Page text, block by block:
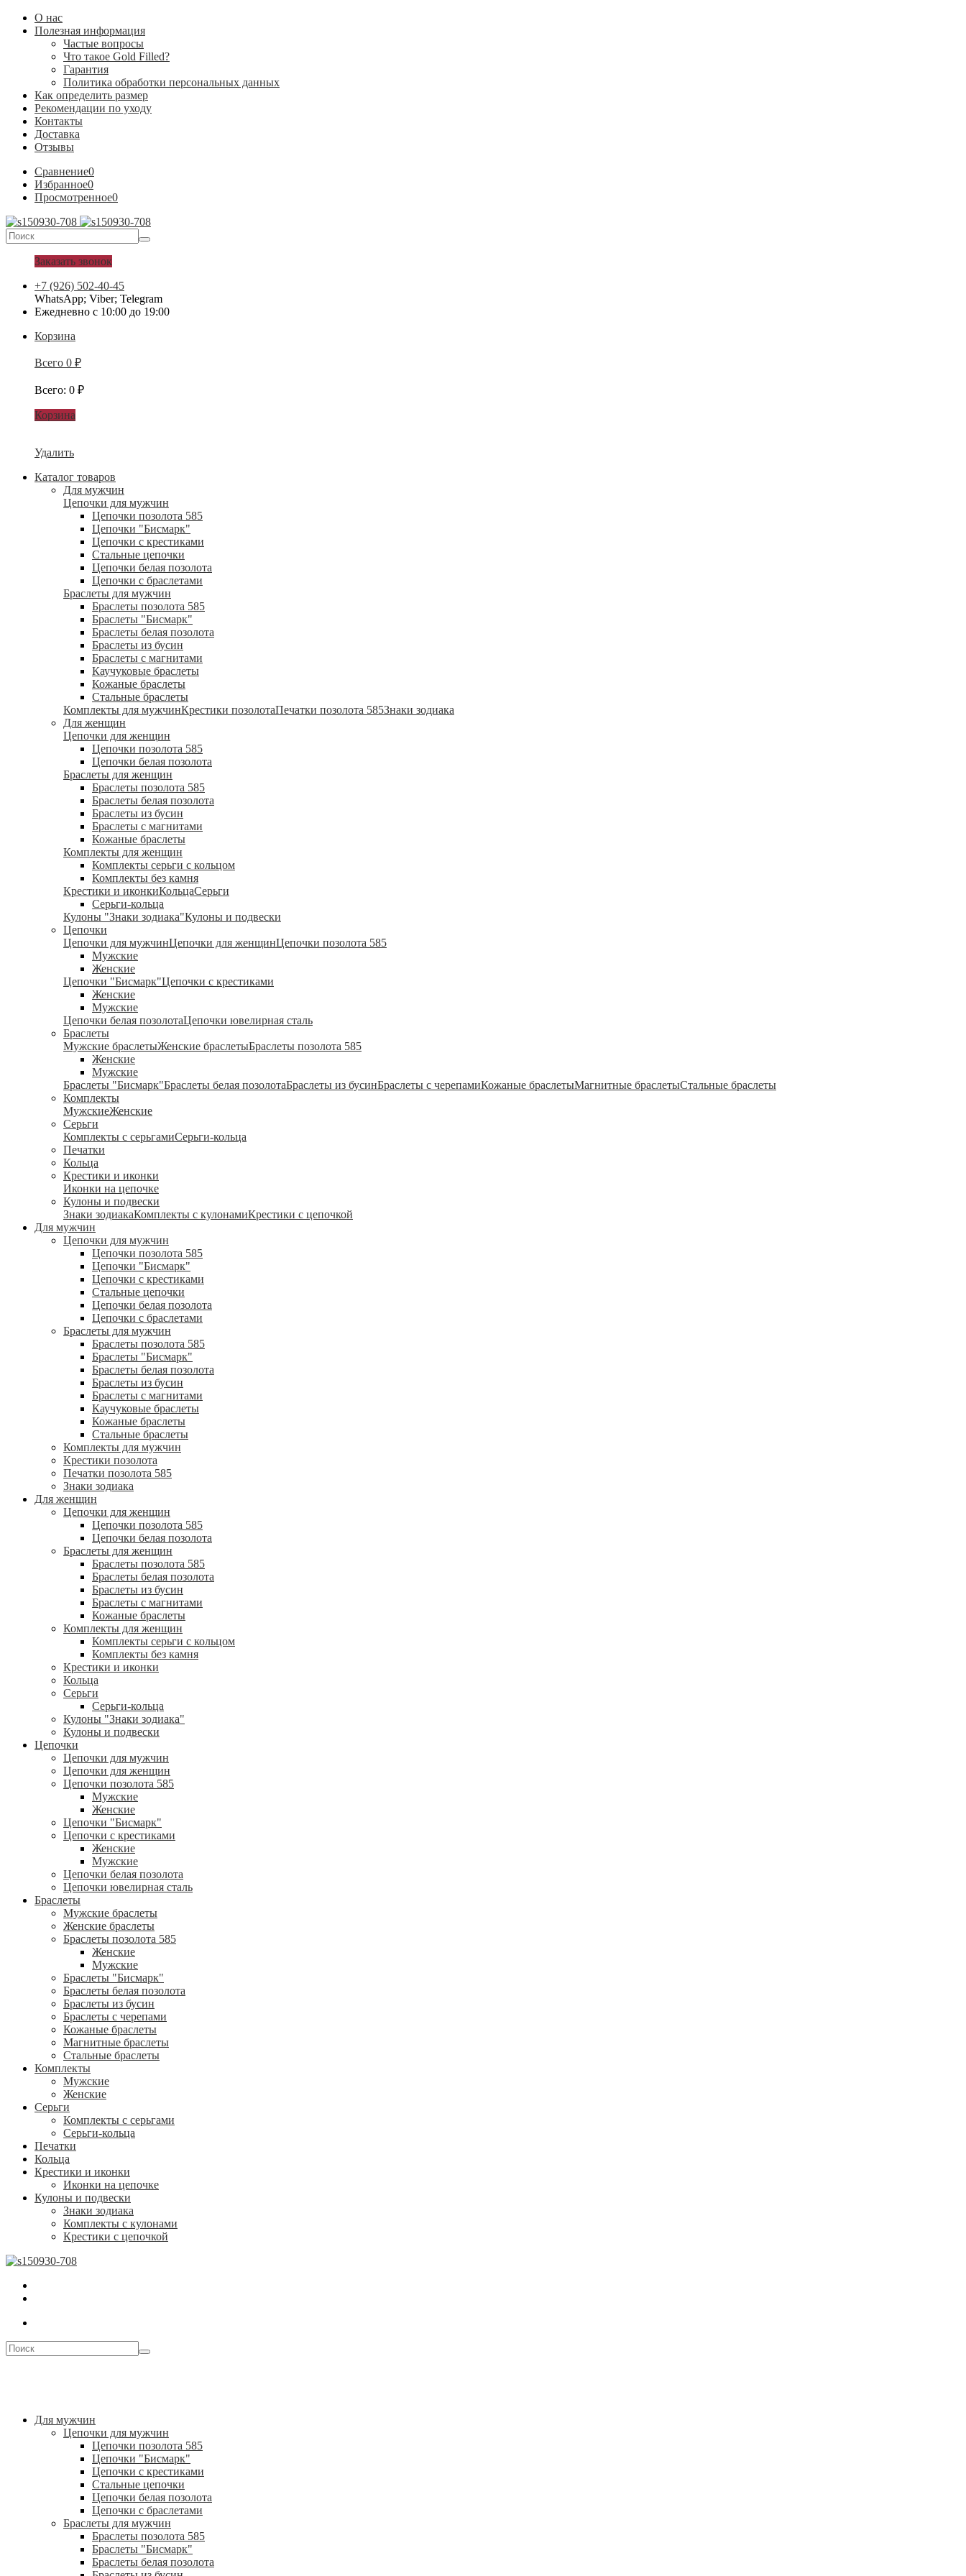
О нас
Полезная информация
Частые вопросы
Что такое Gold Filled?
Гарантия
Политика обработки персональных данных
Как определить размер
Рекомендации по уходу
Контакты
Доставка
Отзывы
Сравнение0
Избранное0
Просмотренное0
Заказать звонок
+7 (926) 502-40-45
WhatsApp; Viber; Telegram
Ежедневно с 10:00 до 19:00
Корзина
Всего 0 ₽
Всего: 0 ₽
Корзина
Удалить
Каталог товаров
Для мужчин
Цепочки для мужчин
Цепочки позолота 585
Цепочки "Бисмарк"
Цепочки с крестиками
Стальные цепочки
Цепочки белая позолота
Цепочки с браслетами
Браслеты для мужчин
Браслеты позолота 585
Браслеты "Бисмарк"
Браслеты белая позолота
Браслеты из бусин
Браслеты с магнитами
Каучуковые браслеты
Кожаные браслеты
Стальные браслеты
Комплекты для мужчинКрестики позолотаПечатки позолота 585Знаки зодиака
Для женщин
Цепочки для женщин
Цепочки позолота 585
Цепочки белая позолота
Браслеты для женщин
Браслеты позолота 585
Браслеты белая позолота
Браслеты из бусин
Браслеты с магнитами
Кожаные браслеты
Комплекты для женщин
Комплекты серьги с кольцом
Комплекты без камня
Крестики и иконкиКольцаСерьги
Серьги-кольца
Кулоны "Знаки зодиака"Кулоны и подвески
Цепочки
Цепочки для мужчинЦепочки для женщинЦепочки позолота 585
Мужские
Женские
Цепочки "Бисмарк"Цепочки с крестиками
Женские
Мужские
Цепочки белая позолотаЦепочки ювелирная сталь
Браслеты
Мужские браслетыЖенские браслетыБраслеты позолота 585
Женские
Мужские
Браслеты "Бисмарк"Браслеты белая позолотаБраслеты из бусинБраслеты с черепамиКожаные браслетыМагнитные браслетыСтальные браслеты
Комплекты
МужскиеЖенские
Серьги
Комплекты с серьгамиСерьги-кольца
Печатки
Кольца
Крестики и иконки
Иконки на цепочке
Кулоны и подвески
Знаки зодиакаКомплекты с кулонамиКрестики с цепочкой
Для мужчин
Цепочки для мужчин
Цепочки позолота 585
Цепочки "Бисмарк"
Цепочки с крестиками
Стальные цепочки
Цепочки белая позолота
Цепочки с браслетами
Браслеты для мужчин
Браслеты позолота 585
Браслеты "Бисмарк"
Браслеты белая позолота
Браслеты из бусин
Браслеты с магнитами
Каучуковые браслеты
Кожаные браслеты
Стальные браслеты
Комплекты для мужчин
Крестики позолота
Печатки позолота 585
Знаки зодиака
Для женщин
Цепочки для женщин
Цепочки позолота 585
Цепочки белая позолота
Браслеты для женщин
Браслеты позолота 585
Браслеты белая позолота
Браслеты из бусин
Браслеты с магнитами
Кожаные браслеты
Комплекты для женщин
Комплекты серьги с кольцом
Комплекты без камня
Крестики и иконки
Кольца
Серьги
Серьги-кольца
Кулоны "Знаки зодиака"
Кулоны и подвески
Цепочки
Цепочки для мужчин
Цепочки для женщин
Цепочки позолота 585
Мужские
Женские
Цепочки "Бисмарк"
Цепочки с крестиками
Женские
Мужские
Цепочки белая позолота
Цепочки ювелирная сталь
Браслеты
Мужские браслеты
Женские браслеты
Браслеты позолота 585
Женские
Мужские
Браслеты "Бисмарк"
Браслеты белая позолота
Браслеты из бусин
Браслеты с черепами
Кожаные браслеты
Магнитные браслеты
Стальные браслеты
Комплекты
Мужские
Женские
Серьги
Комплекты с серьгами
Серьги-кольца
Печатки
Кольца
Крестики и иконки
Иконки на цепочке
Кулоны и подвески
Знаки зодиака
Комплекты с кулонами
Крестики с цепочкой
Для мужчин
Цепочки для мужчин
Цепочки позолота 585
Цепочки "Бисмарк"
Цепочки с крестиками
Стальные цепочки
Цепочки белая позолота
Цепочки с браслетами
Браслеты для мужчин
Браслеты позолота 585
Браслеты "Бисмарк"
Браслеты белая позолота